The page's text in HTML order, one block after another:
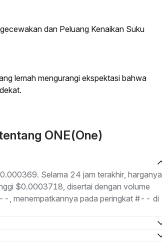
dan Peluang Kenaikan Suku
lemah mengurangi ekspektasi bahwa
ONE(One)
Selama 24 jam terakhir, harganya
$0.0003718, disertai dengan volume
, menempatkannya pada peringkat #-- di